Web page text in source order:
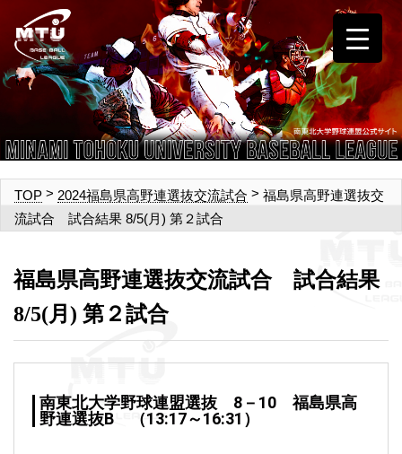
TOP > 2024福島県高野連選抜交流試合 > 福島県高野連選抜交
流試合 試合結果 8/5(月) 第２試合
福島県高野連選抜交流試合 試合結果
8/5(月) 第２試合
南東北大学野球連盟選抜 8－10 福島県高
野連選抜B （13:17～16:31）